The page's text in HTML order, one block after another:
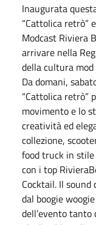
Inaugurata
“Cattolica retrò”
Modcast Riviera
arrivare nella
della cultura
Da domani,
“Cattolica retrò”
movimento e lo
creatività ed
collezione,
food truck in
con i top
Cocktail. Il sound
dal boogie
dell’evento tanto